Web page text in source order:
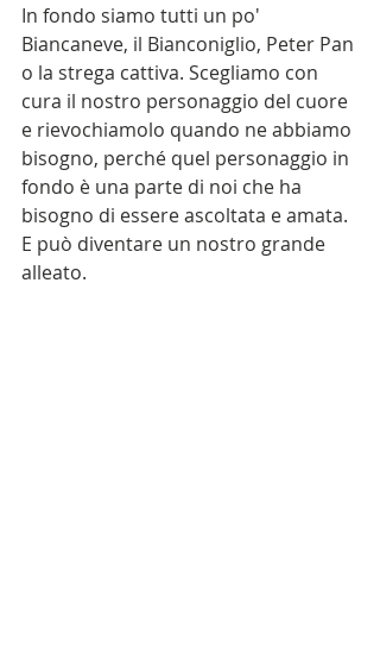
In fondo siamo tutti un po'
Biancaneve, il Bianconiglio, Peter Pan
o la strega cattiva. Scegliamo con
cura il nostro personaggio del cuore
e rievochiamolo quando ne abbiamo
bisogno, perché quel personaggio in
fondo è una parte di noi che ha
bisogno di essere ascoltata e amata.
E può diventare un nostro grande
alleato.